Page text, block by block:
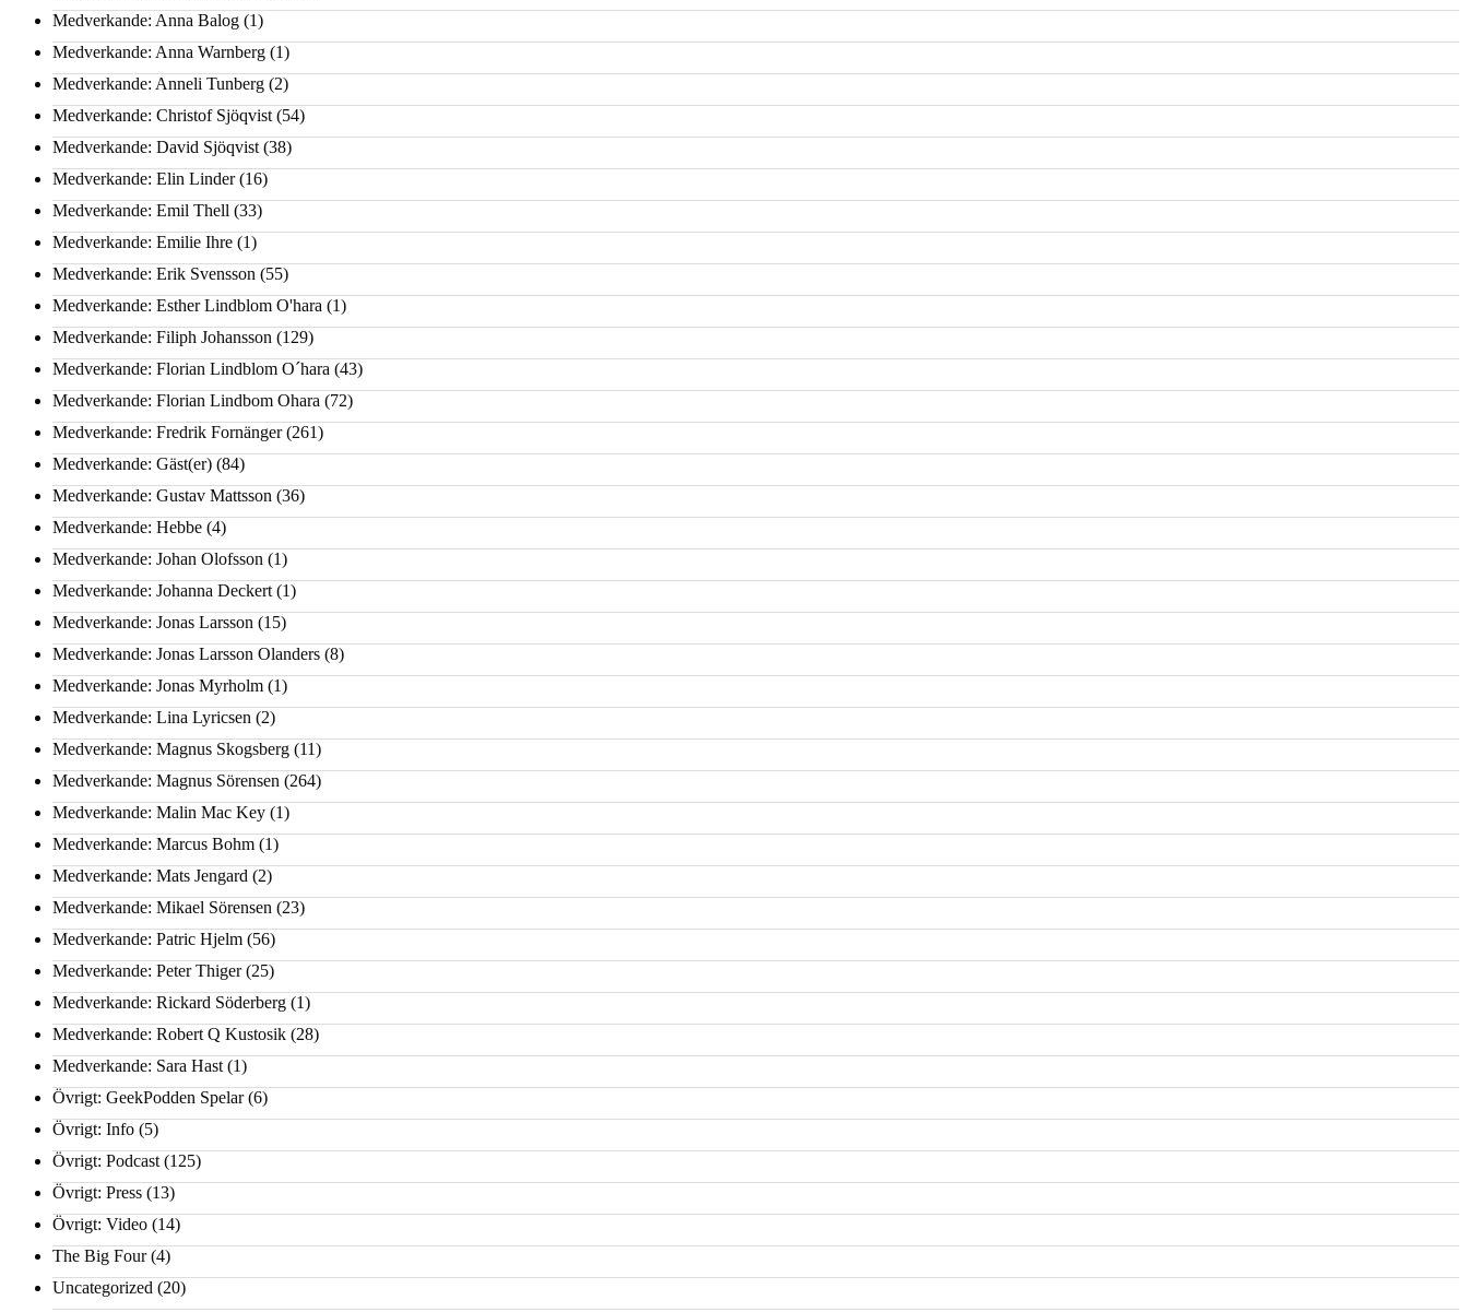
Medverkande: Anna Balog (1)
Medverkande: Anna Warnberg (1)
Medverkande: Anneli Tunberg (2)
Medverkande: Christof Sjöqvist (54)
Medverkande: David Sjöqvist (38)
Medverkande: Elin Linder(16)
Medverkande: Emil Thell (33)
Medverkande: Emilie Ihre (1)
Medverkande: Erik Svensson (55)
Medverkande: Esther Lindblom O'hara (1)
Medverkande: Filiph Johansson (129)
Medverkande: Florian Lindblom O´hara (43)
Medverkande: Florian Lindbom Ohara (72)
Medverkande: Fredrik Fornänger(261)
Medverkande: Gäst(er) (84)
Medverkande: Gustav Mattsson (36)
Medverkande: Hebbe (4)
Medverkande: Johan Olofsson (1)
Medverkande: Johanna Deckert (1)
Medverkande: Jonas Larsson (15)
Medverkande: Jonas Larsson Olanders (8)
Medverkande: Jonas Myrholm (1)
Medverkande: Lina Lyricsen (2)
Medverkande: Magnus Skogsberg (11)
Medverkande: Magnus Sörensen (264)
Medverkande: Malin Mac Key (1)
Medverkande: Marcus Bohm (1)
Medverkande: Mats Jengard (2)
Medverkande: Mikael Sörensen (23)
Medverkande: Patric Hjelm (56)
Medverkande: Peter Thiger(25)
Medverkande: Rickard Söderberg (1)
Medverkande: Robert Q Kustosik (28)
Medverkande: Sara Hast (1)
Övrigt: GeekPodden Spelar(6)
Övrigt: Info (5)
Övrigt: Podcast (125)
Övrigt: Press (13)
Övrigt: Video (14)
The Big Four(4)
Uncategorized (20)